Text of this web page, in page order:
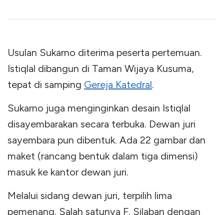
Usulan Sukarno diterima peserta pertemuan.
Istiqlal dibangun di Taman Wijaya Kusuma,
tepat di samping Gereja Katedral.
Sukarno juga menginginkan desain Istiqlal
disayembarakan secara terbuka. Dewan juri
sayembara pun dibentuk. Ada 22 gambar dan
maket (rancang bentuk dalam tiga dimensi)
masuk ke kantor dewan juri.
Melalui sidang dewan juri, terpilih lima
pemenang. Salah satunya F. Silaban dengan